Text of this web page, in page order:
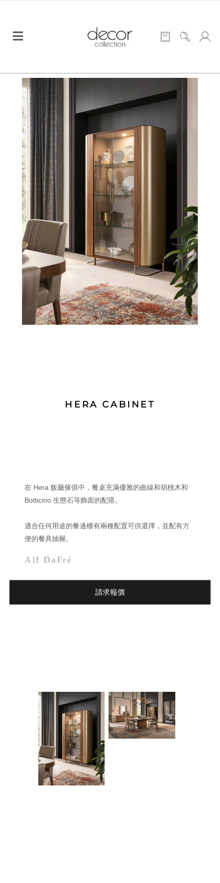
HERA CABINET
在 Hera 飯廳傢俱中，餐桌充滿優雅的曲線和胡桃木和
Botticino 生態石等飾面的配搭。
適合任何用途的餐邊櫃有兩種配置可供選擇，並配有方
便的餐具抽屜。
Alf DaFré